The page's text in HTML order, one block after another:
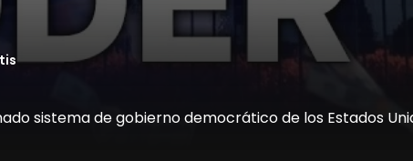
sistema de gobierno democrático de los Estados